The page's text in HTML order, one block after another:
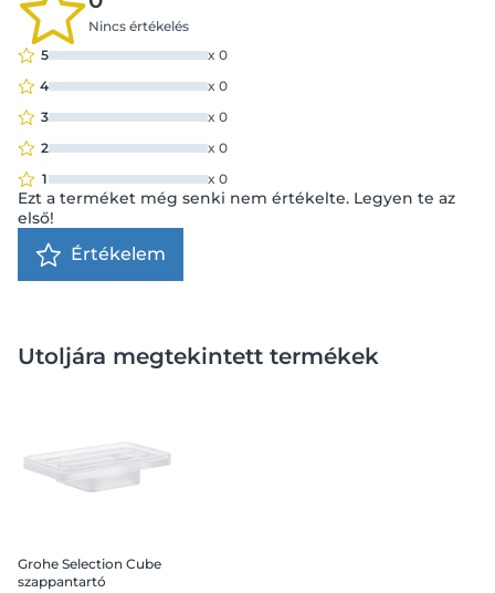
Nincs értékelés
5
x 0
4
x 0
3
x 0
2
x 0
1
x 0
Ezt a terméket még senki nem értékelte. Legyen te az
első!
Értékelem
Utoljára megtekintett termékek
Grohe Selection Cube
szappantartó